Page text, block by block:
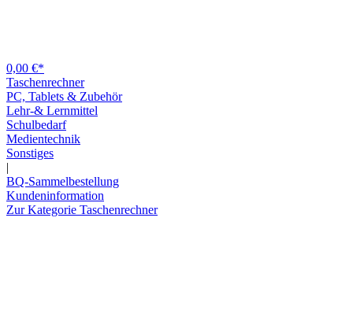
0,00 €*
Taschenrechner
PC, Tablets & Zubehör
Lehr-& Lernmittel
Schulbedarf
Medientechnik
Sonstiges
|
BQ-Sammelbestellung
Kundeninformation
Zur Kategorie Taschenrechner